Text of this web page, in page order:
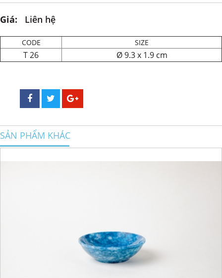
Giá: Liên hệ
CODE SIZE
T 26 Ø 9.3 x 1.9 cm
SẢN PHẨM KHÁC